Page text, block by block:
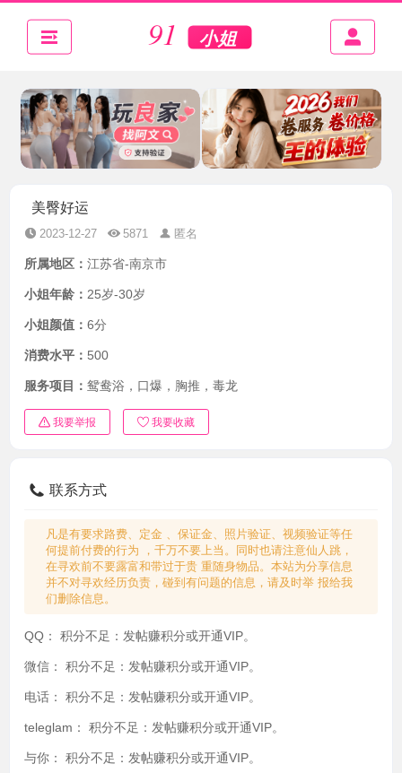
美臀好运
2023-12-27 5871 匿名
所属地区： 江苏省-南京市
小姐年龄： 25岁-30岁
小姐颜值： 6分
消费水平： 500
服务项目： 鸳鸯浴，口爆，胸推，毒龙
我要举报 我要收藏
联系方式
凡是有要求路费、定金 、保证金、照片验证、视频验证等任
何提前付费的行为 ，千万不要上当。同时也请注意仙人跳，
在寻欢前不要露富和带过于贵 重随身物品。本站为分享信息
并不对寻欢经历负责，碰到有问题的信息，请及时举 报给我
们删除信息。
QQ： 积分不足：发帖赚积分或开通VIP。
微信： 积分不足：发帖赚积分或开通VIP。
电话： 积分不足：发帖赚积分或开通VIP。
teleglam： 积分不足：发帖赚积分或开通VIP。
与你： 积分不足：发帖赚积分或开通VIP。